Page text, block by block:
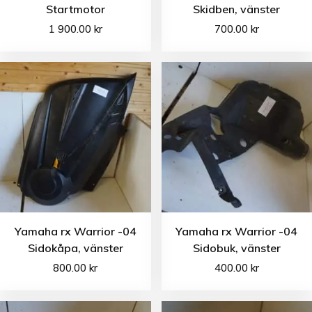
Startmotor
1 900.00 kr
Skidben, vänster
700.00 kr
Yamaha rx Warrior -04
Sidokåpa, vänster
800.00kr
Yamaha rx Warrior -04
Sidobuk, vänster
400.00 kr